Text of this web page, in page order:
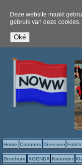
Deze website maakt
gebruik van deze cookies.
Home Columns Diversen
Brochure AGENDA Kalender